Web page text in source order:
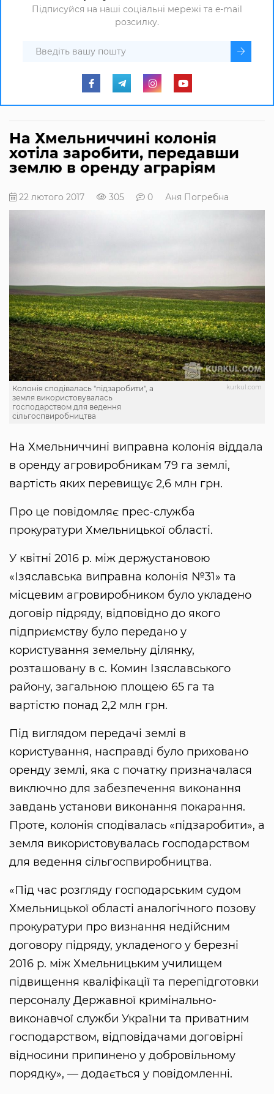
Підписуйся на наші соціальні мережі та e-mail
розсилку.
На Хмельниччині колонія
хотіла заробити, передавши
землю в оренду аграріям
22 лютого 2017 305 0 Аня Погребна
kurkul.com
Колонія сподівалась "підзаробити", а
земля використовувалась
господарством для ведення
сільгоспвиробництва
На Хмельниччині виправна колонія віддала
в оренду агровиробникам 79 га землі,
вартість яких перевищує 2,6 млн грн.
Про це повідомляє прес-служба
прокуратури Хмельницької області.
У квітні 2016 р. між держустановою
«Ізяславська виправна колонія №31» та
місцевим агровиробником було укладено
договір підряду, відповідно до якого
підприємству було передано у
користування земельну ділянку,
розташовану в с. Комин Ізяславського
району, загальною площею 65 га та
вартістю понад 2,2 млн грн.
Під виглядом передачі землі в
користування, насправді було приховано
оренду землі, яка с початку призначалася
виключно для забезпечення виконання
завдань установи виконання покарання.
Проте, колонія сподівалась «підзаробити», а
земля використовувалась господарством
для ведення сільгоспвиробництва.
«Під час розгляду господарським судом
Хмельницької області аналогічного позову
прокуратури про визнання недійсним
договору підряду, укладеного у березні
2016 р. між Хмельницьким училищем
підвищення кваліфікації та перепідготовки
персоналу Державної кримінально-
виконавчої служби України та приватним
господарством, відповідачами договірні
відносини припинено у добровільному
порядку», — додається у повідомленні.